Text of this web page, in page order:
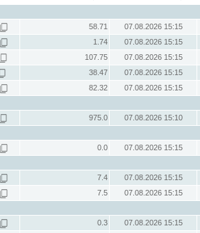
58.71
07.08.2026 15:15
1.74
07.08.2026 15:15
107.75
07.08.2026 15:15
38.47
07.08.2026 15:15
82.32
07.08.2026 15:15
975.0
07.08.2026 15:10
0.0
07.08.2026 15:15
7.4
07.08.2026 15:15
7.5
07.08.2026 15:15
0.3
07.08.2026 15:15